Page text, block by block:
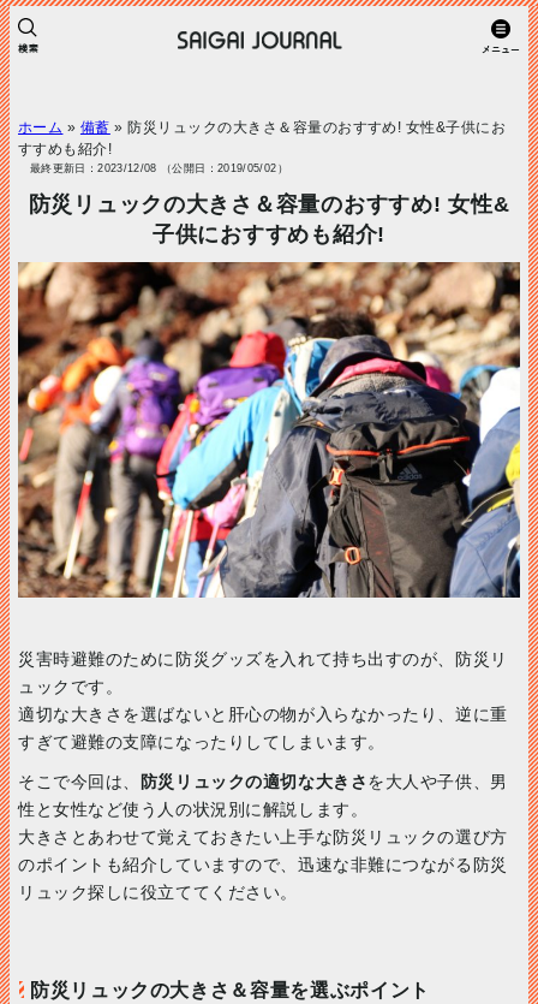
ホーム » 備蓄 » 防災リュックの大きさ＆容量のおすすめ! 女性&子供にお
すすめも紹介!
最終更新日：2023/12/08 （公開日：2019/05/02）
防災リュックの大きさ＆容量のおすすめ! 女性&
子供におすすめも紹介!
災害時避難のために防災グッズを入れて持ち出すのが、防災リ
ュックです。
適切な大きさを選ばないと肝心の物が入らなかったり、逆に重
すぎて避難の支障になったりしてしまいます。
そこで今回は、 防災リュックの適切な大きさを大人や子供、男
性と女性など使う人の状況別に解説します。
大きさとあわせて覚えておきたい上手な防災リュックの選び方
のポイントも紹介していますので、迅速な非難につながる防災
リュック探しに役立ててください。
防災リュックの大きさ＆容量を選ぶポイント